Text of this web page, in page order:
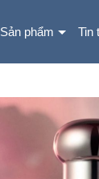
Sản phẩm Tin